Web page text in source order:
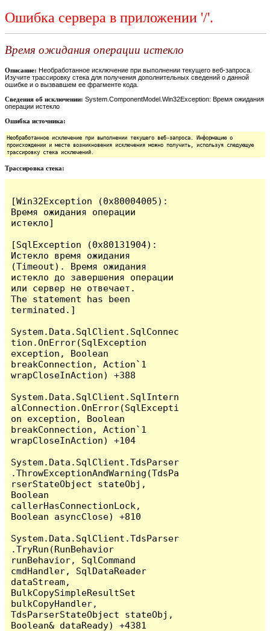
Ошибка сервера в приложении '/'.
Время ожидания операции истекло
Описание: Необработанное исключение при выполнении текущего веб-запроса.
Изучите трассировку стека для получения дополнительных сведений о данной
ошибке и о вызвавшем ее фрагменте кода.
Сведения об исключении: System.ComponentModel.Win32Exception: Время ожидания
операции истекло
Ошибка источника:
Необработанное исключение при выполнении текущего веб-запроса. Информацию о
происхождении и месте возникновения исключения можно получить, используя следующую
трассировку стека исключений.
Трассировка стека:
[Win32Exception (0x80004005):
Время ожидания операции
истекло]
[SqlException (0x80131904):
Истекло время ожидания
(Timeout). Время ожидания
истекло до завершения операции
или сервер не отвечает.
The statement has been
terminated.]
System.Data.SqlClient.SqlConnec
tion.OnError(SqlException
exception, Boolean
breakConnection, Action`1
wrapCloseInAction) +388
System.Data.SqlClient.SqlIntern
alConnection.OnError(SqlExcepti
on exception, Boolean
breakConnection, Action`1
wrapCloseInAction) +104
System.Data.SqlClient.TdsParser
.ThrowExceptionAndWarning(TdsPa
rserStateObject stateObj,
Boolean
callerHasConnectionLock,
Boolean asyncClose) +810
System.Data.SqlClient.TdsParser
.TryRun(RunBehavior
runBehavior, SqlCommand
cmdHandler, SqlDataReader
dataStream,
BulkCopySimpleResultSet
bulkCopyHandler,
TdsParserStateObject stateObj,
Boolean& dataReady) +4381